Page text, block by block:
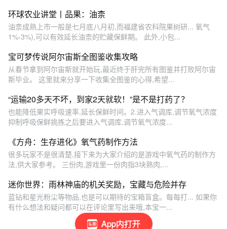
App内打开
环球农业讲堂丨品果：油柰
油柰成熟上市一般是七月底八月初,而福建省农科院果树研... 氧气
1%-3%),可以有效延长油柰的贮藏保鲜期。 此外,小包...
宝可梦传说阿尔宙斯全图鉴收集攻略
从春节拿到阿尔宙斯就开始玩,最近终于肝完所有图鉴并打败阿尔宙
斯毕业。 这里就来分享一下收集全图鉴的心得,希望...
“运输20多天不坏，到家2天就软！”是不是打药了？
也能降低果实呼吸速率,延长保鲜时间。2.进入气调库,调节氧气浓度
抑制呼吸保鲜挑拣之后要进入气调库,调节氧气浓度...
《方舟：生存进化》氧气药制作方法
很多玩家不是很清楚,接下来为大家介绍的是游戏中氧气药的制作方
法,供大家参考。 三份肉,游戏里一份肉指3块熟肉,...
迷你世界：雨林神庙的机关奖励，宝藏与危险并存
蓝钻和星光粉尘等物品,也是可以期待的宝箱盲盒。每每打... 如果你
有什么想法和疑问都可以在评论里写出来哦,本宝一...